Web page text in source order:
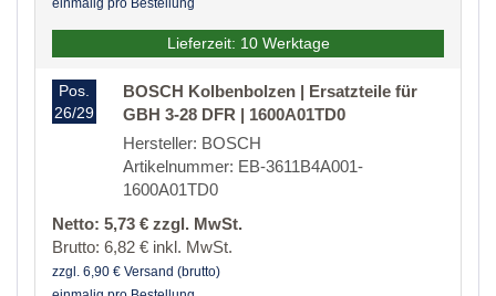
einmalig pro Bestellung
Lieferzeit: 10 Werktage
Pos.
26/29
BOSCH Kolbenbolzen | Ersatzteile für
GBH 3-28 DFR | 1600A01TD0
Hersteller: BOSCH
Artikelnummer: EB-3611B4A001-
1600A01TD0
Netto: 5,73 € zzgl. MwSt.
Brutto: 6,82 € inkl. MwSt.
zzgl. 6,90 € Versand (brutto)